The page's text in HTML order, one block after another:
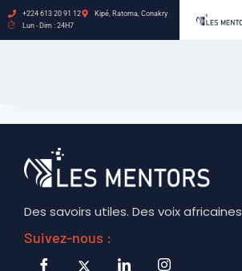
+224 613 20 91 12
Kipé, Ratoma, Conakry
Lun - Dim : 24H7
Des savoirs utiles. Des voix africaines
Suivez-nous :